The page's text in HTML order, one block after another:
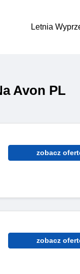
Letnia
Avon PL
zobacz
zobacz